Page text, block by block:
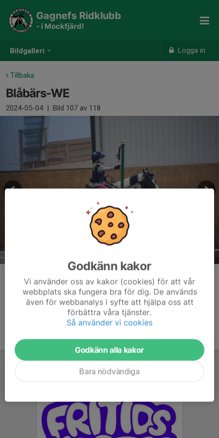
Bildgalleri Logga in
Gagnefs Ridklubb
- i Mockfjärd!
Tillbaka
Blåbärs-WE
2024-05-04 | Bild 107 av 118
Kommentarer
Godkänn kakor
Vi använder oss av kakor (cookies) för att vår
webbplats ska fungera bra för dig. De används
även för webbanalys i syfte att hjälpa oss att
förbättra våra tjänster.
Så använder vi cookies
Godkänn alla kakor
Bara nödvändiga